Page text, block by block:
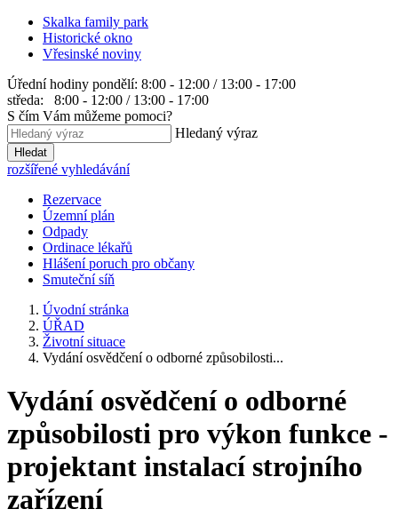
Skalka family park
Historické okno
Vřesinské noviny
Úřední hodiny pondělí: 8:00 - 12:00 / 13:00 - 17:00
středa: 8:00 - 12:00 / 13:00 - 17:00
S čím Vám můžeme pomoci?
Hledaný výraz
Hledat
rozšířené vyhledávání
Rezervace
Územní plán
Odpady
Ordinace lékařů
Hlášení poruch pro občany
Smuteční síň
Úvodní stránka
ÚŘAD
Životní situace
Vydání osvědčení o odborné způsobilosti...
Vydání osvědčení o odborné
způsobilosti pro výkon funkce -
projektant instalací strojního
zařízení